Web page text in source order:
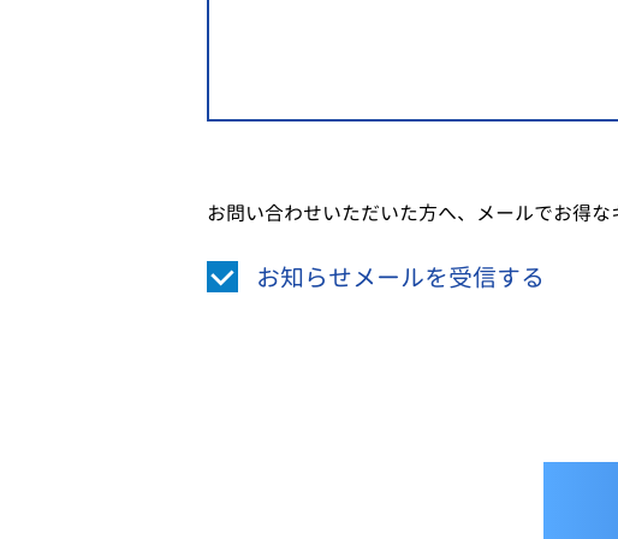
お問い合わせいただいた方へ、メールでお得
お知らせメールを受信する